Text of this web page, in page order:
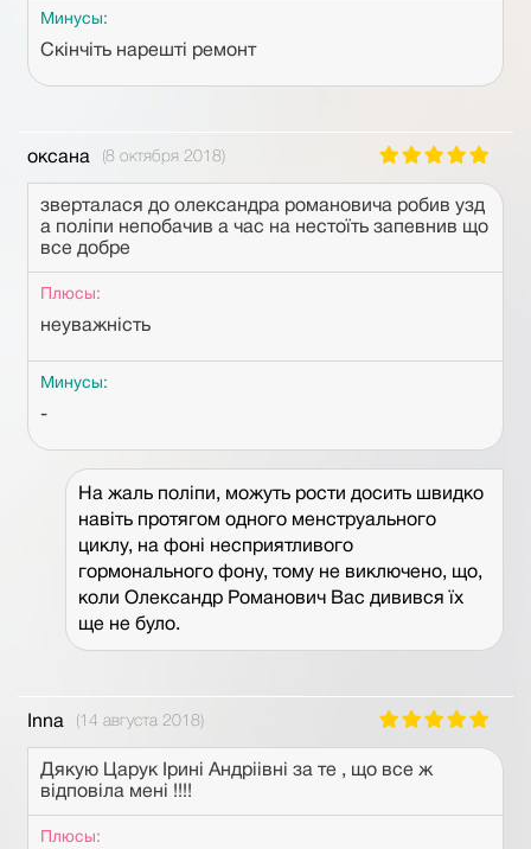
Минусы:
Скінчіть нарешті ремонт
оксана (8 октября 2018)
зверталася до олександра романовича робив узд
а поліпи непобачив а час на нестоїть запевнив що
все добре
Плюсы:
неуважність
Минусы:
-
На жаль поліпи, можуть рости досить швидко
навіть протягом одного менструального
циклу, на фоні несприятливого
гормонального фону, тому не виключено, що,
коли Олександр Романович Вас дивився їх
ще не було.
Inna (14 августа 2018)
Дякую Царук Ірині Андріівні за те , що все ж
відповіла мені !!!!
Плюсы: